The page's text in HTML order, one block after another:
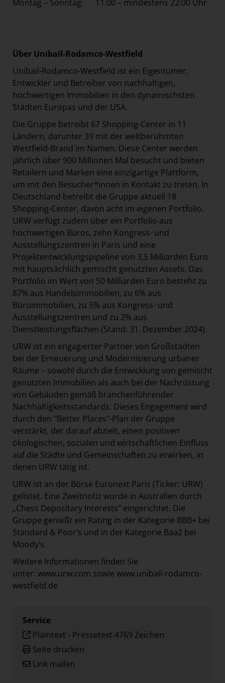
Montag – Sonntag: 11:00 – mindestens 22:00 Uhr
Über Unibail-Rodamco-Westfield
Unibail-Rodamco-Westfield ist ein Eigentümer,
Entwickler und Betreiber von nachhaltigen,
hochwertigen Immobilien in den dynamischsten
Städten Europas und der USA.
Die Gruppe betreibt 67 Shopping-Center in 11
Ländern, darunter 39 mit der weltberühmten
Westfield-Brand im Namen. Diese Center werden
jährlich über 900 Millionen Mal besucht und bieten
Retailern und Marken eine einzigartige Plattform,
um mit den Besucher*innen in Kontakt zu treten. In
Deutschland betreibt die Gruppe aktuell 18
Shopping-Center, davon acht im eigenen Portfolio.
URW verfügt zudem über ein Portfolio aus
hochwertigen Büros, zehn Kongress- und
Ausstellungszentren in Paris und eine
Projektentwicklungspipeline von 3,5 Milliarden Euro
mit hauptsächlich gemischt genutzten Assets. Das
Portfolio im Wert von 50 Milliarden Euro besteht zu
87% aus Handelsimmobilien, zu 6% aus
Büroimmobilien, zu 5% aus Kongress- und
Ausstellungszentren und zu 2% aus
Dienstleistungsflächen (Stand: 31. Dezember 2024).
URW ist ein engagierter Partner von Großstädten
bei der Erneuerung und Modernisierung urbaner
Räume – sowohl durch die Entwicklung von gemischt
genutzten Immobilien als auch bei der Nachrüstung
von Gebäuden gemäß branchenführender
Nachhaltigkeitsstandards. Dieses Engagement wird
durch den "Better Places"-Plan der Gruppe
verstärkt, der darauf abzielt, einen positiven
ökologischen, sozialen und wirtschaftlichen Einfluss
auf die Städte und Gemeinschaften zu erwirken, in
denen URW tätig ist.
URW ist an der Börse Euronext Paris (Ticker: URW)
gelistet. Eine Zweitnotiz wurde in Australien durch
„Chess Depositary Interests“ eingerichtet. Die
Gruppe genießt ein Rating in der Kategorie BBB+ bei
Standard & Poor’s und in der Kategorie Baa2 bei
Moody’s.
Weitere Informationen finden Sie
unter: www.urw.com sowie www.unibail-rodamco-
westfield.de
Service
Plaintext - Pressetext 4769 Zeichen
Seite drucken
Link mailen